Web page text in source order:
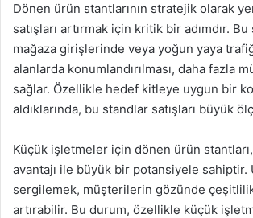
Dönen ürün stantlarının stratejik olarak
satışları artırmak için kritik bir adımdır. Bu
mağaza girişlerinde veya yoğun yaya
alanlarda konumlandırılması, daha fazla
sağlar. Özellikle hedef kitleye uygun bir
aldıklarında, bu standlar satışları büyük
Küçük işletmeler için dönen ürün stantları,
avantajı ile büyük bir potansiyele
sergilemek, müşterilerin gözünde çeşitlilik
artırabilir. Bu durum, özellikle küçük